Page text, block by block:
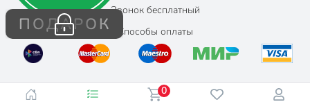
ПОДАРОК
Звонок бесплатный
Способы оплаты
0